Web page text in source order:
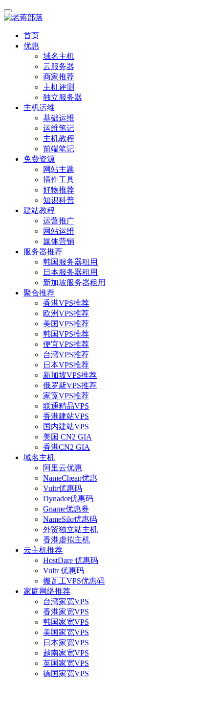
首页
优惠
域名主机
云服务器
商家推荐
主机评测
独立服务器
主机运维
基础运维
运维笔记
主机教程
前端笔记
免费资源
网站主题
插件工具
好物推荐
知识科普
建站教程
运营推广
网站运维
媒体营销
服务器推荐
韩国服务器租用
日本服务器租用
新加坡服务器租用
聚合推荐
香港VPS推荐
欧洲VPS推荐
美国VPS推荐
韩国VPS推荐
便宜VPS推荐
台湾VPS推荐
日本VPS推荐
新加坡VPS推荐
俄罗斯VPS推荐
家宽VPS推荐
联通精品VPS
香港建站VPS
国内建站VPS
美国 CN2 GIA
香港CN2 GIA
域名主机
阿里云优惠
NameCheap优惠
Vultr优惠码
Dynadot优惠码
Gname优惠券
NameSilo优惠码
外贸独立站主机
香港虚拟主机
云主机推荐
HostDare 优惠码
Vultr 优惠码
搬瓦工VPS优惠码
家庭网络推荐
台湾家宽VPS
香港家宽VPS
韩国家宽VPS
美国家宽VPS
日本家宽VPS
越南家宽VPS
英国家宽VPS
德国家宽VPS